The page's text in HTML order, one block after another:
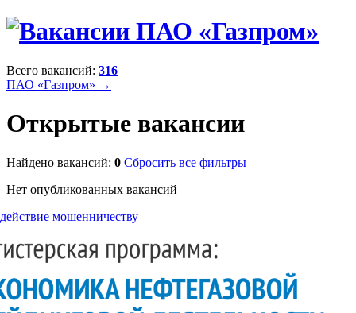
Всего вакансий: 316
ПАО «Газпром» →
Открытые вакансии
Найдено вакансий: 0 Сбросить все фильтры
Нет опубликованных вакансий
мошенничеству